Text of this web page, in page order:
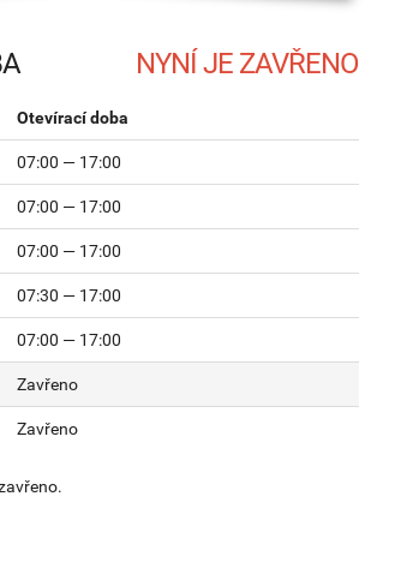
Otevírací doba
07:00 — 17:00
07:00 — 17:00
07:00 — 17:00
07:30 — 17:00
07:00 — 17:00
Zavřeno
Zavřeno